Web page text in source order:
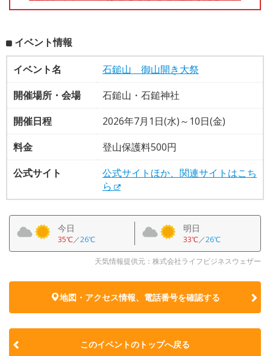
イベント情報
イベント名
石鎚山 御山開き大祭
開催場所・会場
石鎚山・石鎚神社
開催日程
2026年7月1日(水)～10日(金)
料金
登山保護料500円
公式サイト
公式サイトほか、関連サイトはこち
ら
今日
35℃／26℃
明日
33℃／26℃
天気情報提供元：株式会社ライフビジネスウェザー
地図・アクセス情報、電話番号を確認する
このイベントのトップへ戻る